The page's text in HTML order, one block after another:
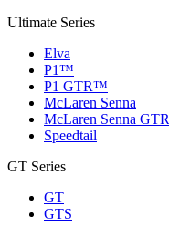
Ultimate Series
Elva
P1™
P1 GTR™
McLaren Senna
McLaren Senna GTR
Speedtail
GT Series
GT
GTS